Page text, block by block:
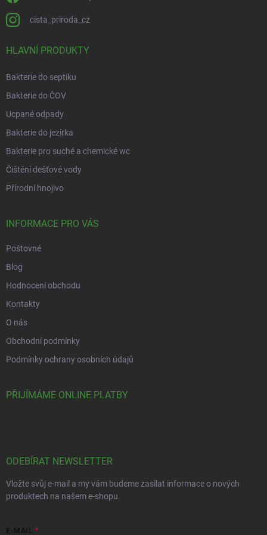
cista_priroda_cz
HLAVNÍ PRODUKTY
Bakterie do septiku
Bakterie do ČOV
Ucpané odpady
Bakterie do jezírka
Bakterie pro suché a chemické wc
Čištění dešťové vody
Přírodní hnojivo
INFORMACE PRO VÁS
Poštovné
Blog
Hodnocení obchodu
Kontakty
O nás
Obchodní podmínky
Podmínky ochrany osobních údajů
PŘIJÍMÁME ONLINE PLATBY
ODEBÍRAT NEWSLETTER
Vložte svůj e-mail a my vám budeme zasílat informace o nových
produktech na našem e-shopu.
E-MAIL